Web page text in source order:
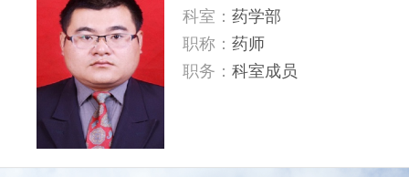
科室： 药学部
职称： 药师
职务： 科室成员